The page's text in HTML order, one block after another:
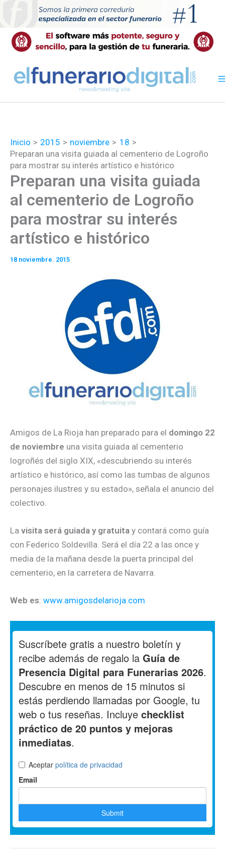
contenido
Inicio 2015 noviembre
18
Preparan una visita guiada al cementerio de Logroño
para mostrar su interés artístico e histórico
Preparan una visita guiada
al cementerio de Logroño
para mostrar su interés
artístico e histórico
18 noviembre. 2015
Amigos de La Rioja han preparado para el domingo 22
de noviembre una visita guiada al cementerio
logroñés del siglo XIX, «descubriendo su interés
artístico e histórico, así como las tumbas de algunos
personajes ilustres y su estado», señala el anuncio del
colectivo.
La visita será guiada y gratuita y contará como guía
con Federico Soldevilla. Será el día 22 a las once y
media de la mañana desde la puerta principal del
cementerio, en la carretera de Navarra.
Web es: www.amigosdelarioja.com